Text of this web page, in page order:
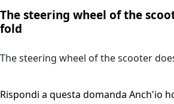
The steering wheel of the
fold
The steering wheel of the scooter
Rispondi a questa domanda Anch'io